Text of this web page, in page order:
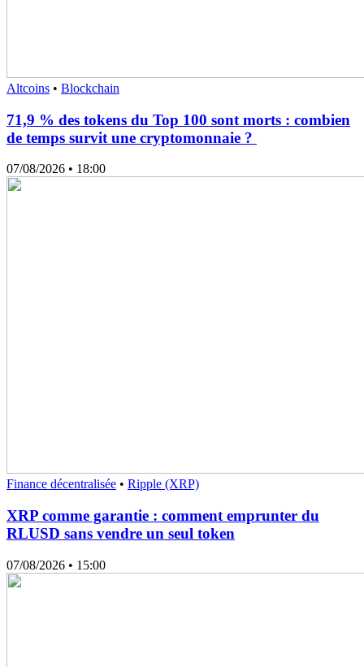
Altcoins • Blockchain
71,9 % des tokens du Top 100 sont morts : combien
de temps survit une cryptomonnaie ?
07/08/2026 • 18:00
Finance décentralisée • Ripple (XRP)
XRP comme garantie : comment emprunter du
RLUSD sans vendre un seul token
07/08/2026 • 15:00